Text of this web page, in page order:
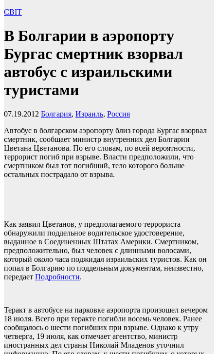
СВІТ
В Болгарии в аэропорту
Бургас смертник взорвал
автобус с израильскими
туристами
07.19.2012 Болгария, Израиль, Россия
Автобус в болгарском аэропорту близ города Бургас взорвал
смертник, сообщает министр внутренних дел Болгарии
Цветана Цветанова. По его словам, по всей вероятности,
террорист погиб при взрыве. Власти предположили, что
смертником был тот погибший, тело которого больше
остальных пострадало от взрыва.
Как заявил Цветанов, у предполагаемого террориста
обнаружили поддельное водительское удостоверение,
выданное в Соединенных Штатах Америки. Смертником,
предположительно, был человек с длинными волосами,
который около часа поджидал израильских туристов. Как он
попал в Болгарию по поддельным документам, неизвестно,
передает Подробности.
Теракт в автобусе на парковке аэропорта произошел вечером
18 июля. Всего при теракте погибли восемь человек. Ранее
сообщалось о шести погибших при взрыве. Однако к утру
четверга, 19 июля, как отмечает агентство, министр
иностранных дел страны Николай Младенов уточнил